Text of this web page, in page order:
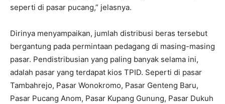
seperti di pasar pucang,” jelasnya.
Dirinya menyampaikan, jumlah distribusi beras tersebut
bergantung pada permintaan pedagang di masing-masing
pasar. Pendistribusian yang paling banyak selama ini,
adalah pasar yang terdapat kios TPID. Seperti di pasar
Tambahrejo, Pasar Wonokromo, Pasar Genteng Baru,
Pasar Pucang Anom, Pasar Kupang Gunung, Pasar Dukuh